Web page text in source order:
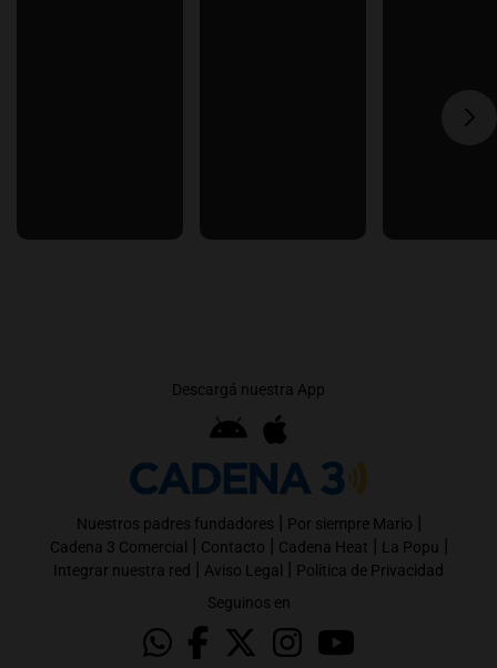
Descargá nuestra App
Nuestros padres fundadores | Por siempre Mario |
Cadena 3 Comercial | Contacto | Cadena Heat | La Popu |
Integrar nuestra red | Aviso Legal | Política de Privacidad
Seguinos en